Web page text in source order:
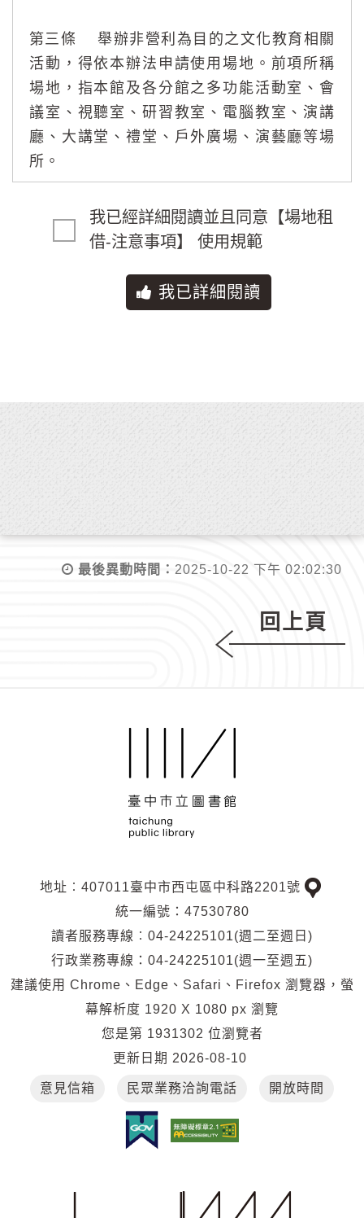
第三條 舉辦非營利為目的之文化教育相關
活動，得依本辦法申請使用場地。前項所稱
場地，指本館及各分館之多功能活動室、會
議室、視聽室、研習教室、電腦教室、演講
廳、大講堂、禮堂、戶外廣場、演藝廳等場
所。
第四條 申請使用場地者，應於使用日前二
個月起至二星期前填具申請表，向本館或各
地使用費及保證金；逾期未繳納者，視同放
用按小時計算加收費用，未滿一小時者，以
因取消使用，所繳場地使用費及保證金全數
以所繳場地使用費用百分之八十退還，保證
金全數退還；逾期通知或未通知者，所繳場
定使用，須張貼海報、懸掛旗幟，啟用燈
光、音響、布幕等設備及錄音、錄影或須另
接電源或安裝其他電器設備者，應徵得本館
或各分館同意，並會同其人員處理。
毀損情形者，申請者應負全部賠償責任，如
申請者不履行賠償責任，本館或各分館得扣
抵保證金充為復原場地公物經費，不足之數
仍向申請者求償。
第九條 使用場地有下列情形之一，本館或
各分館得要求立即終止使用，所繳場地使用
費及保證金概不退還：
一、實際使用與申請時之名目或內
二、私自轉讓他人使用。
四、演出活動有損及建築設備、人
我已經詳細閱讀並且同意【場地租
借-注意事項】 使用規範
我已詳細閱讀
最後異動時間： 2025-10-22 下午 02:02:30
回上頁
地址︰407011臺中市西屯區中科路2201號
交
位
置
統一編號：47530780
讀者服務專線︰04-24225101(週二至週日)
行政業務專線：04-24225101(週一至週五)
建議使用 Chrome、Edge、Safari、Firefox 瀏覽器，螢
幕解析度 1920 X 1080 px 瀏覽
您是第 1931302 位瀏覽者
更新日期 2026-08-10
意見信箱 民眾業務洽詢電話 開放時間